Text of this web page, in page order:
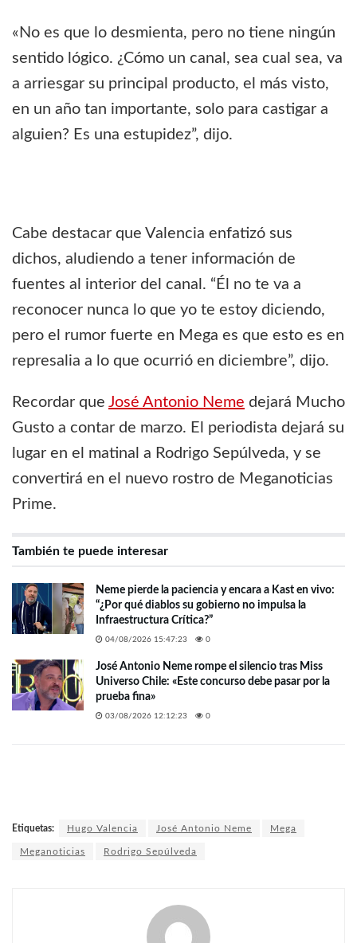
«No es que lo desmienta, pero no tiene ningún
sentido lógico. ¿Cómo un canal, sea cual sea, va
a arriesgar su principal producto, el más visto,
en un año tan importante, solo para castigar a
alguien? Es una estupidez”, dijo.
Cabe destacar que Valencia enfatizó sus
dichos, aludiendo a tener información de
fuentes al interior del canal. “Él no te va a
reconocer nunca lo que yo te estoy diciendo,
pero el rumor fuerte en Mega es que esto es en
represalia a lo que ocurrió en diciembre”, dijo.
Recordar que José Antonio Neme dejará Mucho
Gusto a contar de marzo. El periodista dejará su
lugar en el matinal a Rodrigo Sepúlveda, y se
convertirá en el nuevo rostro de Meganoticias
Prime.
También te puede interesar
Neme pierde la paciencia y encara a Kast en vivo:
“¿Por qué diablos su gobierno no impulsa la
Infraestructura Crítica?”
04/08/2026 15:47:23 0
José Antonio Neme rompe el silencio tras Miss
Universo Chile: «Este concurso debe pasar por la
prueba fina»
03/08/2026 12:12:23 0
Etiquetas: Hugo Valencia José Antonio Neme Mega
Meganoticias Rodrigo Sepúlveda